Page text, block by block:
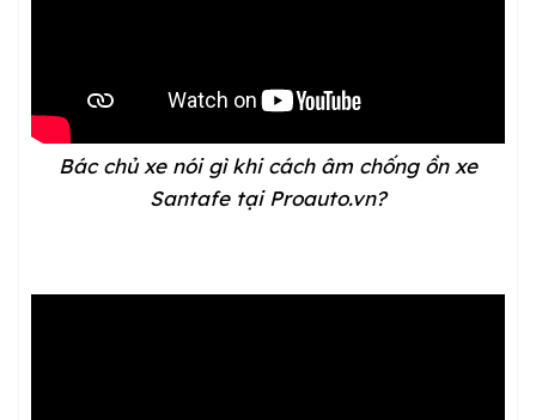
Bác chủ xe nói gì khi cách âm chống ồn xe
Santafe tại Proauto.vn?